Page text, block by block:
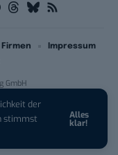
der
stimmst
Alles
klar!
GmbH
Firmen
Impressum